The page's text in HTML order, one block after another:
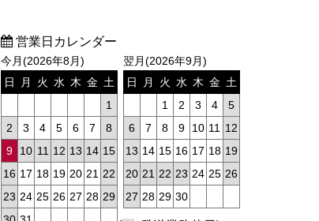
営業日カレンダー
今月(2026年8月)
日
月 火 水 木 金 土
1
2
3 4 5 6 7
8
9
10 11 12 13 14 15
16 17 18 19 20 21 22
23 24 25 26 27 28 29
翌月(2026年9月)
日
月 火 水 木 金 土
1
2 3 4
5
6
7 8 9 10 11
12
13 14 15 16 17 18 19
20 21 22 23 24 25 26
27 28 29 30